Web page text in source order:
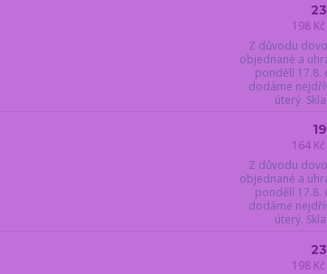
198 Kč
Z důvodu
objednané a
pondělí 17.8.
dodáme
úterý.
164 Kč
Z důvodu
objednané a
pondělí 17.8.
dodáme
úterý.
198 Kč